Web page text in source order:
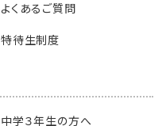
よくあるご質問
特待生制度
中学３年生の方へ